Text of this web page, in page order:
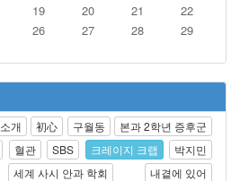
19 20 21
22
26 27 28
29
소개 初心 구월동
본과 2학년 증후군
혈관 SBS 크레이지 크랩
박지민
세계 사시 안과 학회
내곁에 있어